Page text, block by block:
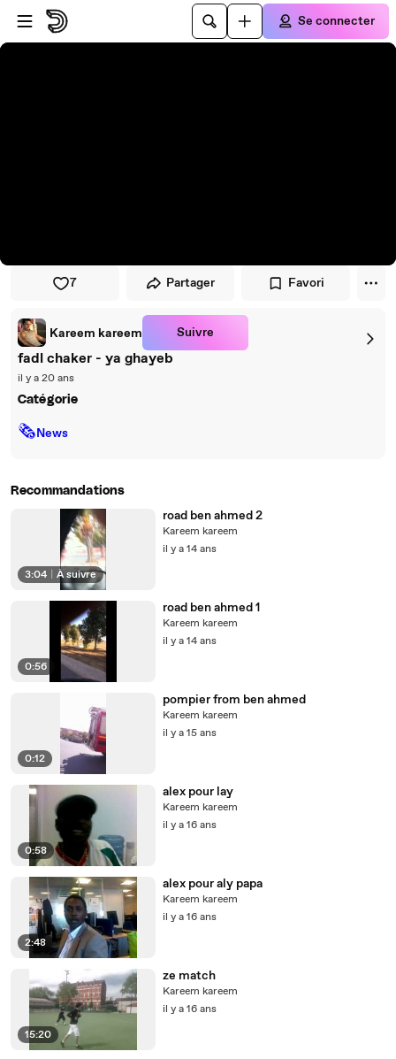
Passer au player
Passer au contenu principal
Se connecter
7 Partager Favori
Kareem kareem Suivre
fadl chaker - ya ghayeb
il y a 20 ans
Catégorie
🗞News
Recommandations
3:04 À suivre
road ben ahmed 2
Kareem kareem
il y a 14 ans
0:56
road ben ahmed 1
Kareem kareem
il y a 14 ans
0:12
pompier from ben ahmed
Kareem kareem
il y a 15 ans
0:58
alex pour lay
Kareem kareem
il y a 16 ans
2:48
alex pour aly papa
Kareem kareem
il y a 16 ans
15:20
ze match
Kareem kareem
il y a 16 ans